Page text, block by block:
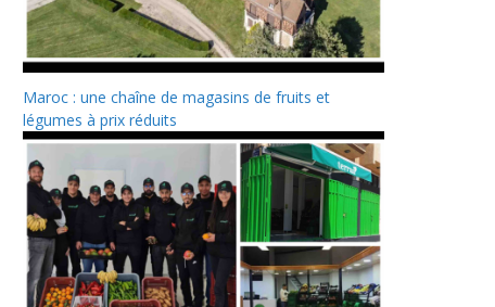
Maroc : une chaîne de magasins de fruits et
légumes à prix réduits